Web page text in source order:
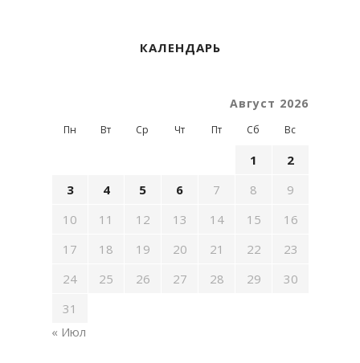
КАЛЕНДАРЬ
Август 2026
Пн Вт Ср Чт Пт Сб Вс
1
2
3
4 5 6 7 8
9
10
11 12 13 14 15
16
17
18 19 20 21 22
23
24
25 26 27 28 29
30
31
« Июл